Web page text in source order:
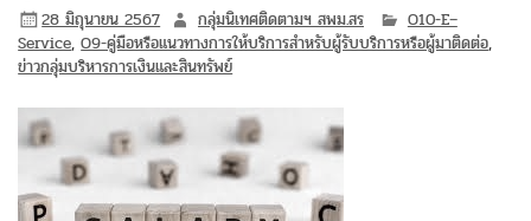
28 มิถุนายน 2567 กลุ่มนิเทศติดตามฯ สพม.สร
O10-E–
Service,O9-คู่มือหรือแนวทางการให้บริการสำหรับผู้รับบริการหรือผู้มาติดต่อ,
ข่าวกลุ่มบริหารการเงินและสินทรัพย์